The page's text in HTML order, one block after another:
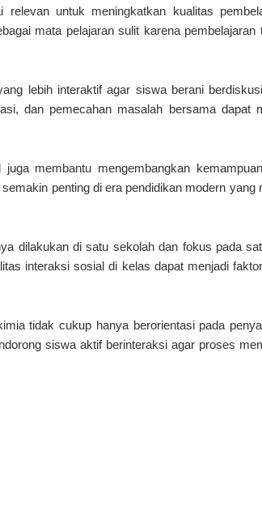
untuk meningkatkan kualitas
mata pelajaran sulit karena pembelajaran
lebih interaktif agar siswa berani
dan pemecahan masalah bersama dapat
membantu mengembangkan
penting di era pendidikan modern yang
dilakukan di satu sekolah dan fokus pada
interaksi sosial di kelas dapat menjadi
tidak cukup hanya berorientasi pada
siswa aktif berinteraksi agar proses